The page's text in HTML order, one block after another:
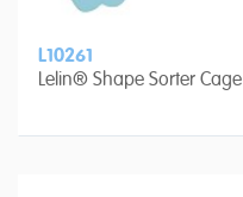
L10261
Lelin® Shape Sorter Cage